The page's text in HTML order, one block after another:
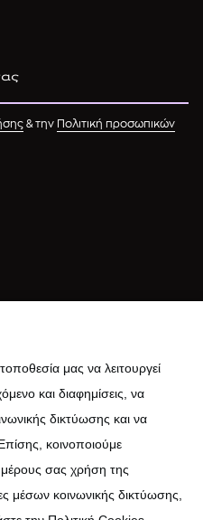
& την
Πολιτική προσωπικών
μας να λειτουργεί
και διαφημίσεις, να
δικτύωσης και να
κοινοποιούμε
σας χρήση της
μέσων κοινωνικής δικτύωσης,